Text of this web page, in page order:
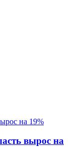
вырос на